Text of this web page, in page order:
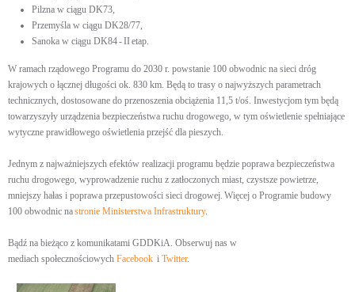
Pilzna w ciągu DK73,
Przemyśla w ciągu DK28/77,
Sanoka w ciągu DK84 - II etap.
W ramach rządowego Programu do 2030 r. powstanie 100 obwodnic na sieci dróg
krajowych o łącznej długości ok. 830 km. Będą to trasy o najwyższych parametrach
technicznych, dostosowane do przenoszenia obciążenia 11,5 t/oś. Inwestycjom tym będą
towarzyszyły urządzenia bezpieczeństwa ruchu drogowego, w tym oświetlenie spełniające
wytyczne prawidłowego oświetlenia przejść dla pieszych.
Jednym z najważniejszych efektów realizacji programu będzie poprawa bezpieczeństwa
ruchu drogowego, wyprowadzenie ruchu z zatłoczonych miast, czystsze powietrze,
mniejszy hałas i poprawa przepustowości sieci drogowej. Więcej o Programie budowy
100 obwodnic nastronie Ministerstwa Infrastruktury.
Bądź na bieżąco z komunikatami GDDKiA. Obserwuj nas w
mediach społecznościowych Facebook i Twitter.